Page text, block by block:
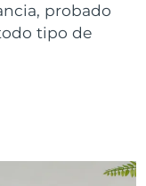
probado
tipo de